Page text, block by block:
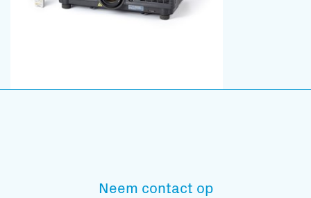
Neem contact op